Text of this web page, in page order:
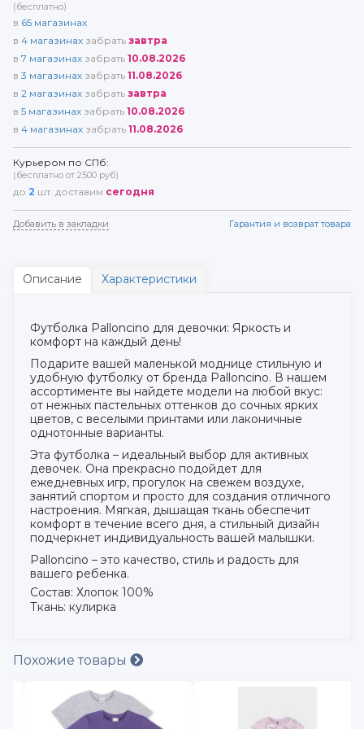
(бесплатно)
в 65 магазинах
в 4 магазинах забрать завтра
в 7 магазинах забрать 10.08.2026
в 3 магазинах забрать 11.08.2026
в 2 магазинах забрать завтра
в 5 магазинах забрать 10.08.2026
в 4 магазинах забрать 11.08.2026
Курьером по СПб:
(бесплатно от 2500 руб)
до 2 шт. доставим сегодня
Добавить в закладки Гарантия и возврат товара
Описание Характеристики
Футболка Palloncino для девочки: Яркость и
комфорт на каждый день!
Подарите вашей маленькой моднице стильную и
удобную футболку от бренда Palloncino. В нашем
ассортименте вы найдете модели на любой вкус:
от нежных пастельных оттенков до сочных ярких
цветов, с веселыми принтами или лаконичные
однотонные варианты.
Эта футболка – идеальный выбор для активных
девочек. Она прекрасно подойдет для
ежедневных игр, прогулок на свежем воздухе,
занятий спортом и просто для создания отличного
настроения. Мягкая, дышащая ткань обеспечит
комфорт в течение всего дня, а стильный дизайн
подчеркнет индивидуальность вашей малышки.
Palloncino – это качество, стиль и радость для
вашего ребенка.
Состав: Хлопок 100%
Ткань: кулирка
Похожие товары